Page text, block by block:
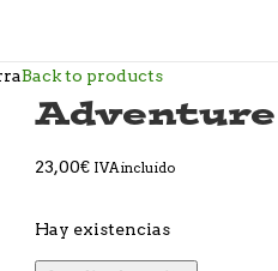
Back to products
Adventure
23,00€ IVA incluido
Hay existencias